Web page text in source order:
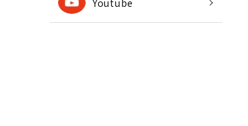
Youtube